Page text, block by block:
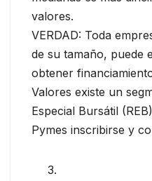
valores.
VERDAD: Toda
de su tamaño, puede
obtener
Valores existe un
Especial Bursátil
Pymes inscribirse y